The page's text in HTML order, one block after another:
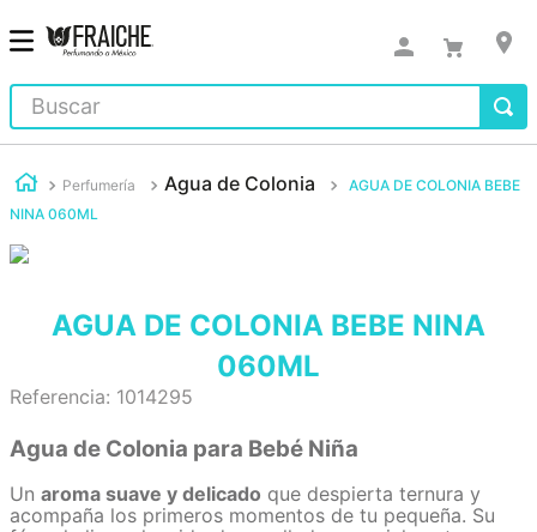
Buscar
Perfumería Agua de Colonia
AGUA DE COLONIA BEBE
NINA 060ML
AGUA DE COLONIA BEBE NINA
060ML
Referencia: 1014295
Agua de Colonia para Bebé Niña
Un aroma suave y delicado que despierta ternura y
acompaña los primeros momentos de tu pequeña. Su